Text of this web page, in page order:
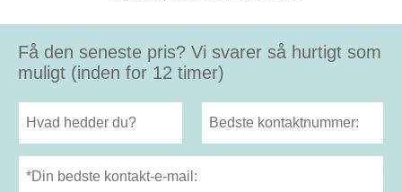
Få den seneste pris? Vi svarer så hurtigt som
muligt (inden for 12 timer)